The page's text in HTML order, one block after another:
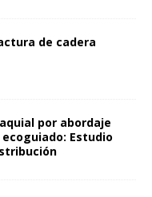
de cadera
por abordaje
Estudio